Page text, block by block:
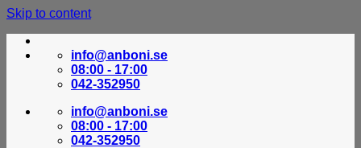
Skip to content
info@anboni.se
08:00 - 17:00
042-352950
info@anboni.se
08:00 - 17:00
042-352950